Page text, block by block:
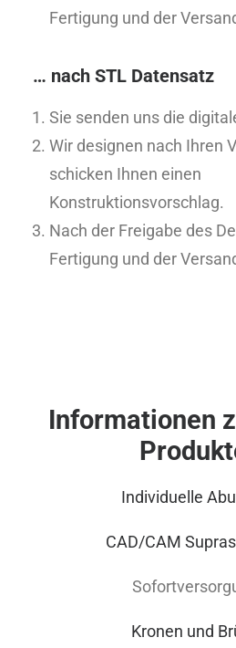
Fertigung und der
… nach STL Datensatz
Sie senden uns die
Wir designen nach Ihren
schicken Ihnen einen
Konstruktionsvorschlag.
Nach der Freigabe des
Fertigung und der
Informationen
Individuelle
CAD/CAM
Kronen und